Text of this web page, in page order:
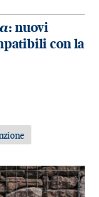
: nuovi
con la